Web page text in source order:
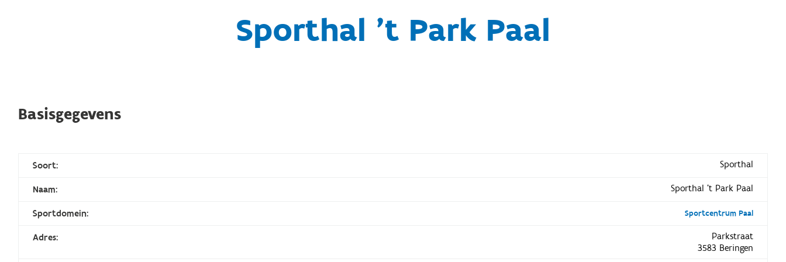
Sporthal 't Park Paal
Basisgegevens
Soort: Sporthal
Naam: Sporthal 't Park Paal
Sportdomein: Sportcentrum Paal
Adres:
Parkstraat
3583 Beringen